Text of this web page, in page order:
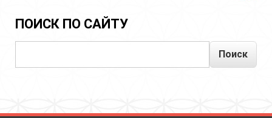
ПОИСК ПО САЙТУ